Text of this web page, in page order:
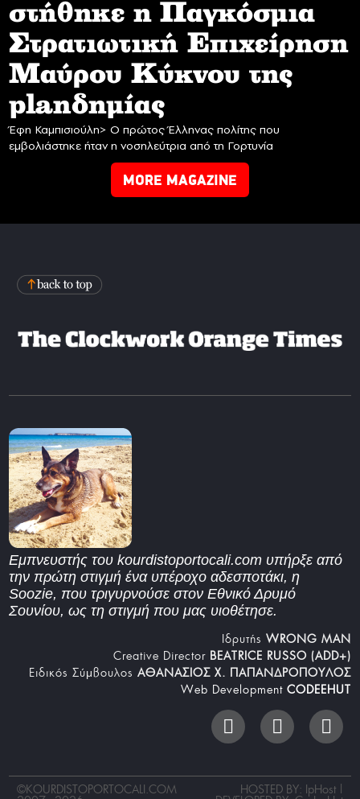
στήθηκε η Παγκόσμια
Στρατιωτική Επιχείρηση
Mαύρου Κύκνου της
planδημίας
Έφη Καμπισιούλη> Ο πρώτος Έλληνας πολίτης που
εμβολιάστηκε ήταν η νοσηλεύτρια από τη Γορτυνία
MORE MAGAZINE
Εμπνευστής του kourdistoportocali.com υπήρξε από
την πρώτη στιγμή ένα υπέροχο αδεσποτάκι, η
Soozie, που τριγυρνούσε στον Εθνικό Δρυμό
Σουνίου, ως τη στιγμή που μας υιοθέτησε.
Iδρυτής WRONG MAN
Creative Director BEATRICE RUSSO (ADD+)
Ειδικός Σύμβουλος ΑΘΑΝΑΣΙΟΣ Χ. ΠΑΠΑΝΔΡΟΠΟΥΛΟΣ
Web Development CODEEHUT
©KOURDISTOPORTOCALI.COM HOSTED BY: IpHost |